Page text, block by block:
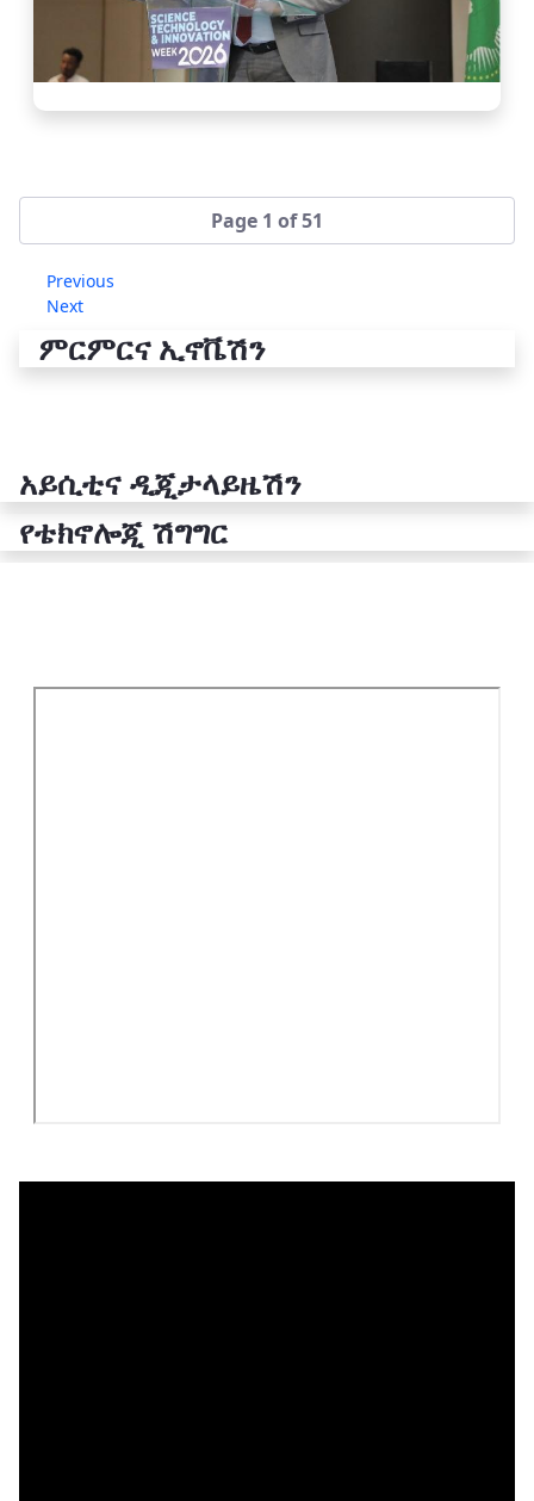
Page 1 of 51
Previous
Next
ምርምርና ኢኖቬሽን
አይሲቲና ዲጂታላይዜሽን
የቴክኖሎጂ ሽግግር